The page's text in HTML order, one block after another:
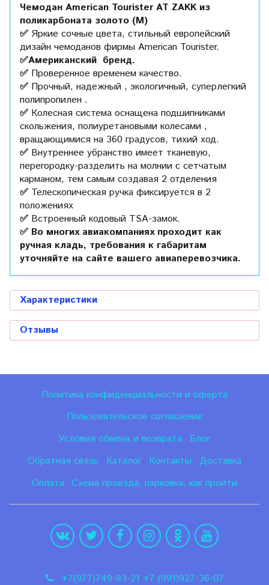
Чемодан American Tourister AT ZAKK из
поликарбоната золото (М)
✅ Яркие сочные цвета, стильный европейский
дизайн чемоданов фирмы American Tourister.
✅Американский бренд.
✅ Проверенное временем качество.
✅ Прочный, надежный , экологичный, суперлегкий
полипропилен .
✅ Колесная система оснащена подшипниками
скольжения, полиуретановыми колесами ,
вращающимися на 360 градусов, тихий ход.
✅ Внутреннее убранство имеет тканевую,
перегородку-разделить на молнии с сетчатым
карманом, тем самым создавая 2 отделения
✅ Телескопическая ручка фиксируется в 2
положениях
✅ Встроенный кодовый TSA-замок.
✅ Во многих авиакомпаниях проходит как
ручная кладь, требования к габаритам
уточняйте на сайте вашего авиаперевозчика.
Характеристики
Отзывы
Политика конфиденциальности и оферта
Пользовательское соглашение
Условия обмена и возврата
Блог
Обратная связь
Каталог Контакты
Доставка
Оплата Схема проезда, парковка, как пройти
+7(977)749-83-21 +7 (991)927-36-07